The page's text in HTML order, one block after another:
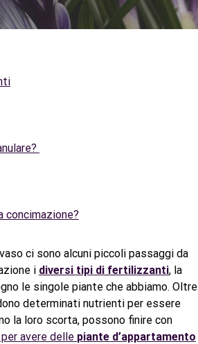
ci sono alcuni piccoli passaggi da
i diversi tipi di fertilizzanti, la
le singole piante che abbiamo. Oltre
determinati nutrienti per essere
la loro scorta, possono finire con
avere delle piante d’appartamento